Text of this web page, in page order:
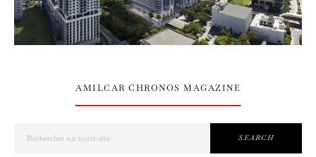
AMILCAR CHRONOS MAGAZINE
SEARCH